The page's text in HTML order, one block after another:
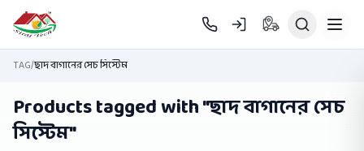
Skip to main content
TAG/ছাদ বাগানের সেচ সিস্টেম
Products tagged with "ছাদ বাগানের সেচ
সিস্টেম"